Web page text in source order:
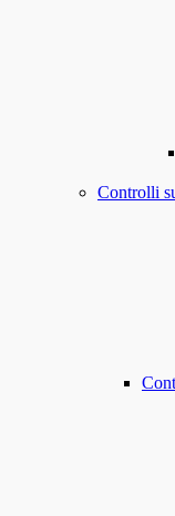
Controlli